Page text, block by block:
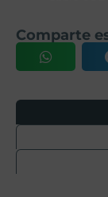
Comparte